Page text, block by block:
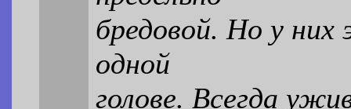
бредовой. Но у
одной
голове. Всегда